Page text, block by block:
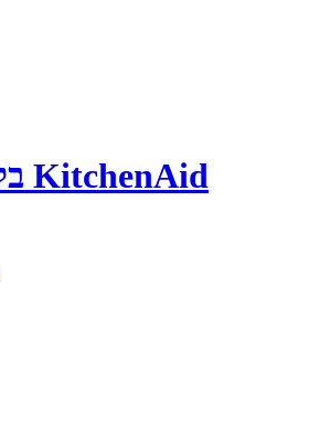
בלנדר מקצועי KitchenAid